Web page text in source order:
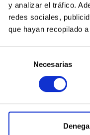
y analizar el tráfico.
redes sociales,
que hayan recopilado
consentimiento
Necesarias